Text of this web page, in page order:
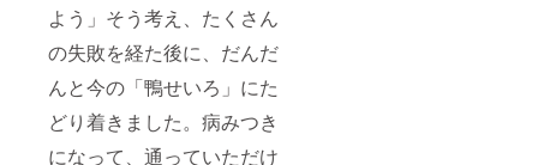
よう」そう考え、たくさん
の失敗を経た後に、だんだ
んと今の「鴨せいろ」にた
どり着きました。病みつき
になって、通っていただけ